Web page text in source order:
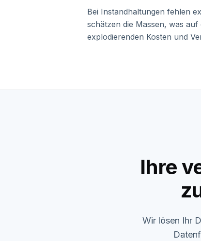
Bei Instandhaltungen fehlen
schätzen die Massen, was
explodierenden Kosten und
Ihre
Wir lösen Ihr